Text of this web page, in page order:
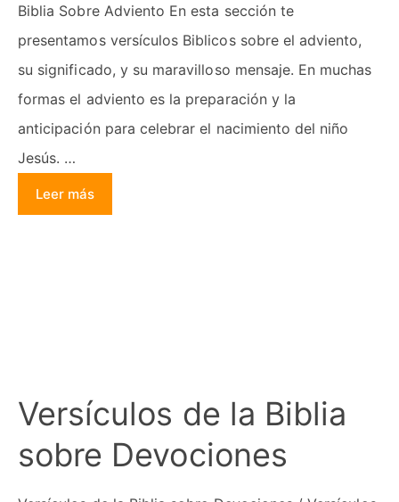
Biblia Sobre Adviento En esta sección te
presentamos versículos Biblicos sobre el adviento,
su significado, y su maravilloso mensaje. En muchas
formas el adviento es la preparación y la
anticipación para celebrar el nacimiento del niño
Jesús. …
Leer más
Versículos de la Biblia
sobre Devociones